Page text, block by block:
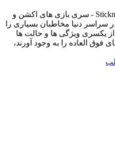
بازی اندروید Stickman Master Premium - سری بازی های اکشن و
سراسر دنیا مخاطبان بسیاری را
از یکسری ویژگی ها و حالت ها
فوق العاده را به وجود آورند،